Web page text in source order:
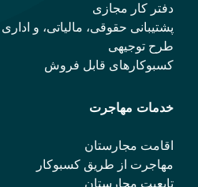
دفتر کار مجازی
پشتیبانی حقوقی، مالیاتی، و اداری
طرح توجیهی
کسبوکارهای قابل فروش
خدمات مهاجرت
اقامت مجارستان
مهاجرت از طریق کسبوکار
تابعیت مجارستان